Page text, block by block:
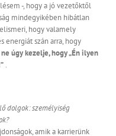
-, hogy a jó vezetőktől
mindegyikében hibátlan
hogy valamely
energiát szán arra, hogy
úgy kezelje, hogy „Én ilyen
.
dolgok: személyiség
amik a karrierünk